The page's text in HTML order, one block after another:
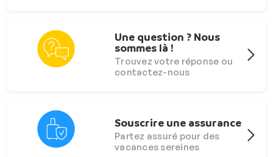
Une question ? Nous
sommes là !
Trouvez votre réponse ou
contactez-nous
Souscrire une assurance
Partez assuré pour des
vacances sereines